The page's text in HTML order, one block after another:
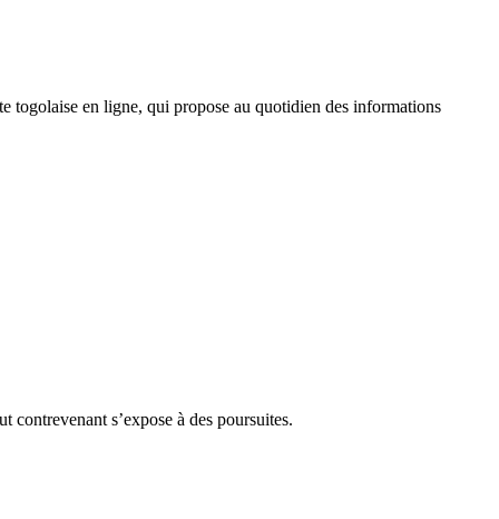
togolaise en ligne, qui propose au quotidien des informations
s’expose à des poursuites.